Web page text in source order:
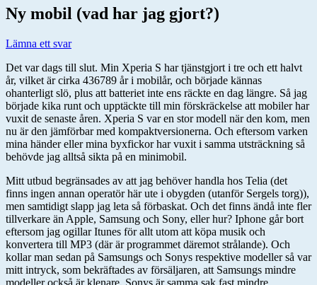
Ny mobil (vad har jag gjort?)
Lämna ett svar
Det var dags till slut. Min Xperia S har tjänstgjort i tre och ett halvt
år, vilket är cirka 436789 år i mobilår, och började kännas
ohanterligt slö, plus att batteriet inte ens räckte en dag längre. Så jag
började kika runt och upptäckte till min förskräckelse att mobiler har
vuxit de senaste åren. Xperia S var en stor modell när den kom, men
nu är den jämförbar med kompaktversionerna. Och eftersom varken
mina händer eller mina byxfickor har vuxit i samma utsträckning så
behövde jag alltså sikta på en minimobil.
Mitt utbud begränsades av att jag behöver handla hos Telia (det
finns ingen annan operatör här ute i obygden (utanför Sergels torg)),
men samtidigt slapp jag leta så förbaskat. Och det finns ändå inte fler
tillverkare än Apple, Samsung och Sony, eller hur? Iphone går bort
eftersom jag ogillar Itunes för allt utom att köpa musik och
konvertera till MP3 (där är programmet däremot strålande). Och
kollar man sedan på Samsungs och Sonys respektive modeller så var
mitt intryck, som bekräftades av försäljaren, att Samsungs mindre
modeller också är klenare. Sonys är samma sak fast mindre